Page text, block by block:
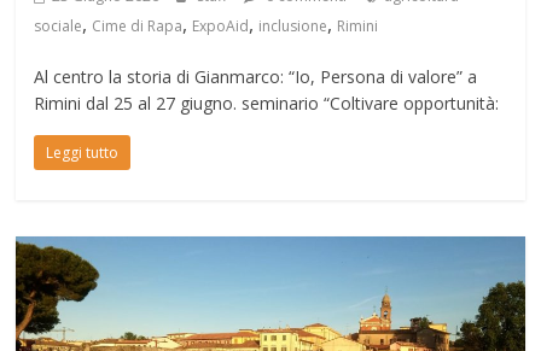
sociale, Cime di Rapa, ExpoAid, inclusione, Rimini
Al centro la storia di Gianmarco: “Io, Persona di valore” a
Rimini dal 25 al 27 giugno. seminario “Coltivare opportunità:
Leggi tutto